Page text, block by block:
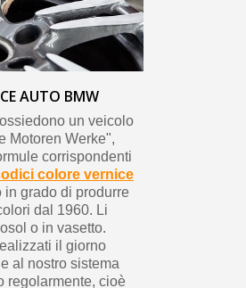
AUTO BMW
un veicolo
Motoren Werke",
corrispondenti
colore vernice
grado di produrre
dal 1960. Li
o in vasetto.
il ​​giorno
al nostro sistema
regolarmente, cioè